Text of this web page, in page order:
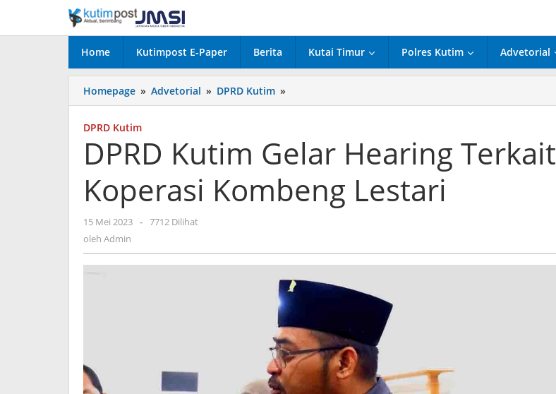
konten
Home Kutimpost E-Paper Berita Kutai Timur Polres Kutim Advetorial
Homepage » Advetorial » DPRD Kutim »
Kutim
Terkait
Koperasi
Lestari
DPRD Kutim
DPRD Kutim Gelar Hearing Terkait
Koperasi Kombeng Lestari
15 Mei 2023 oleh
- 7712 Dilihat
oleh Admin